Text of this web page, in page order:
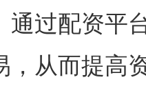
通过配资平
，从而提高